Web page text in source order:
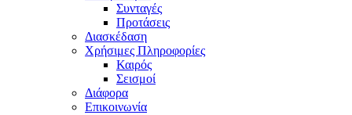
Συνταγές
Προτάσεις
Διασκέδαση
Χρήσιμες Πληροφορίες
Καιρός
Σεισμοί
Διάφορα
Επικοινωνία